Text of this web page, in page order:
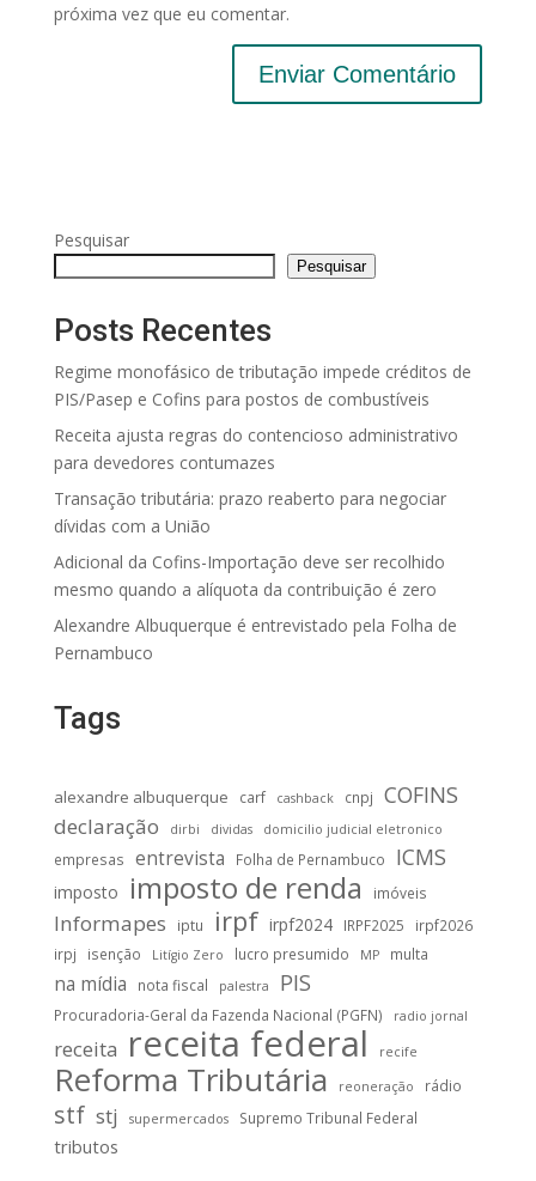
próxima vez que eu comentar.
Pesquisar
Pesquisar
Posts Recentes
Regime monofásico de tributação impede créditos de
PIS/Pasep e Cofins para postos de combustíveis
Receita ajusta regras do contencioso administrativo
para devedores contumazes
Transação tributária: prazo reaberto para negociar
dívidas com a União
Adicional da Cofins-Importação deve ser recolhido
mesmo quando a alíquota da contribuição é zero
Alexandre Albuquerque é entrevistado pela Folha de
Pernambuco
Tags
alexandre albuquerque carf cashback cnpj COFINS
declaração dirbi dividas domicilio judicial eletronico
empresas entrevista Folha de Pernambuco ICMS
imposto imposto de renda imóveis
Informapes iptu irpf irpf2024 IRPF2025
irpf2026
irpj
isenção Litígio Zero lucro presumido MP multa
na mídia nota fiscal palestra PIS
Procuradoria-Geral da Fazenda Nacional (PGFN) radio jornal
receita receita federal recife
Reforma Tributária reoneração rádio
stf stj supermercados Supremo Tribunal Federal
tributos